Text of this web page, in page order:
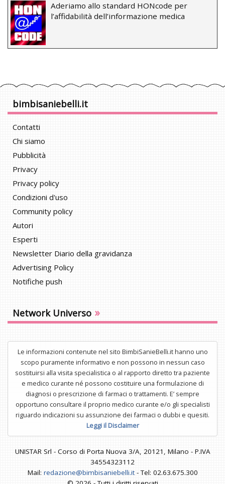
Aderiamo allo standard HONcode per
l’affidabilità dell’informazione medica
bimbisaniebelli.it
Contatti
Chi siamo
Pubblicità
Privacy
Privacy policy
Condizioni d'uso
Community policy
Autori
Esperti
Newsletter Diario della gravidanza
Advertising Policy
Notifiche push
Network Universo »
Le informazioni contenute nel sito BimbiSanieBelli.it hanno uno
scopo puramente informativo e non possono in nessun caso
sostituirsi alla visita specialistica o al rapporto diretto tra paziente
e medico curante né possono costituire una formulazione di
diagnosi o prescrizione di farmaci o trattamenti. E’ sempre
opportuno consultare il proprio medico curante e/o gli specialisti
riguardo indicazioni su assunzione dei farmaci o dubbi e quesiti.
Leggi il Disclaimer
UNISTAR Srl - Corso di Porta Nuova 3/A, 20121, Milano - P.IVA
34554323112
Mail: redazione@bimbisaniebelli.it- Tel: 02.63.675.300